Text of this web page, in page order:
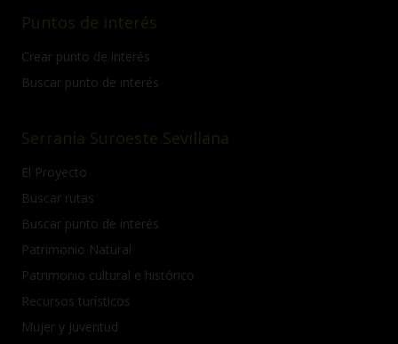
Puntos de interés
Crear punto de interés
Buscar punto de interés
Serranía Suroeste Sevillana
El Proyecto
Buscar rutas
Buscar punto de interés
Patrimonio Natural
Patrimonio cultural e histórico
Recursos turísticos
Mujer y Juventud